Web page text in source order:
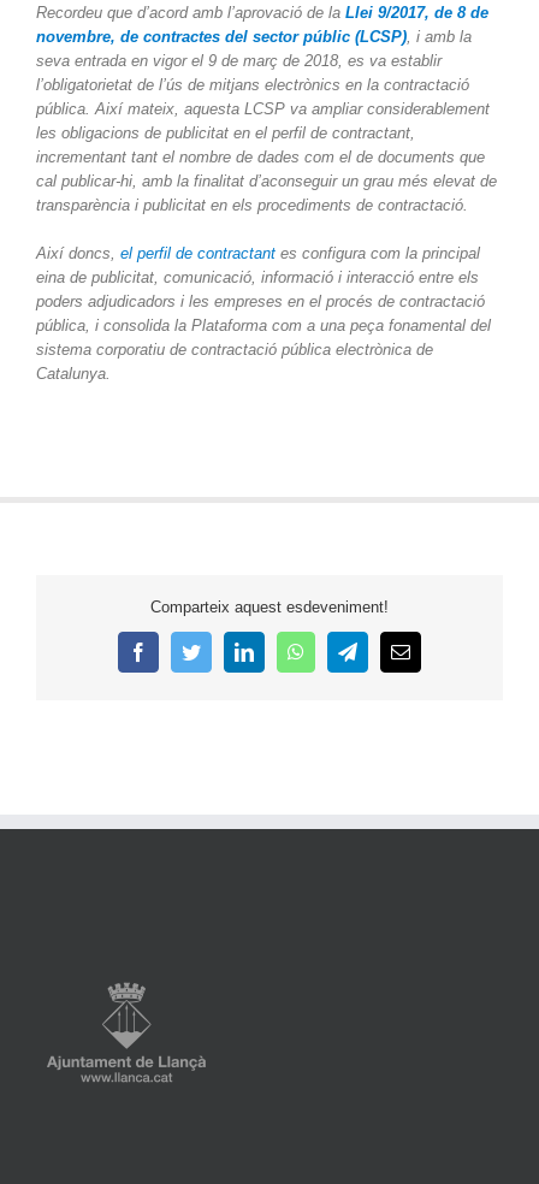
Recordeu que d’acord amb l’aprovació de la Llei 9/2017, de 8 de
novembre, de contractes del sector públic (LCSP) , i amb la
seva entrada en vigor el 9 de març de 2018, es va establir
l’obligatorietat de l’ús de mitjans electrònics en la contractació
pública. Així mateix, aquesta LCSP va ampliar considerablement
les obligacions de publicitat en el perfil de contractant,
incrementant tant el nombre de dades com el de documents que
cal publicar-hi, amb la finalitat d’aconseguir un grau més elevat de
transparència i publicitat en els procediments de contractació.
Així doncs, el perfil de contractant es configura com la principal
eina de publicitat, comunicació, informació i interacció entre els
poders adjudicadors i les empreses en el procés de contractació
pública, i consolida la Plataforma com a una peça fonamental del
sistema corporatiu de contractació pública electrònica de
Catalunya.
Comparteix aquest esdeveniment!
FacebookTwitterLinkedInWhatsAppTelegramEmail: